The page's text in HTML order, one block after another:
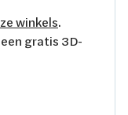
winkels.
gratis 3D-